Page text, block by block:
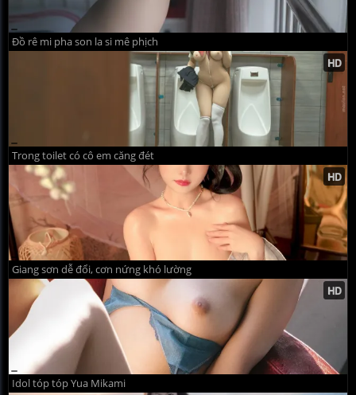
Đồ rê mi pha son la si mê phịch
Trong toilet có cô em căng đét
Giang sơn dễ đổi, cơn nứng khó lường
Idol tóp tóp Yua Mikami